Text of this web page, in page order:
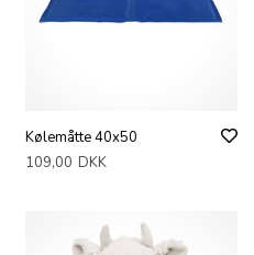
Kølemåtte 40x50
109,00 DKK